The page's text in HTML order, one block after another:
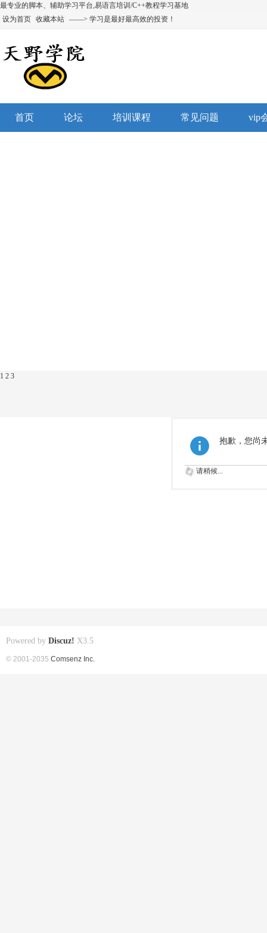
最专业的脚本、辅助学习平台,易语言培训/C++教程学习基地
设为首页 收藏本站 ——> 学习是最好最高效的投资！
首页 论坛 培训课程 常见问题 vip
1 2 3
抱歉，您尚
请稍候...
Powered by Discuz! X3.5
© 2001-2035 Comsenz Inc.